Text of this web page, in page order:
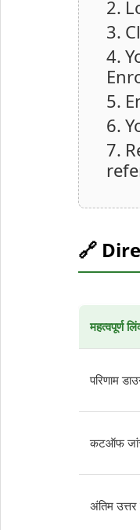
🔗
महत्वपूर्ण
परिणाम
कटऑफ
अंतिम